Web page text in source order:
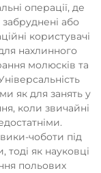
операції, де
або
користувачі
нахлинного
молюсків та
як для занять у
коли звичайні
чоботи під
тоді як науковці
польових